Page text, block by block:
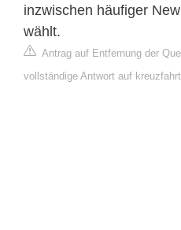
inzwischen häufiger
wählt.
Antrag auf Entfernung der
vollständige Antwort auf